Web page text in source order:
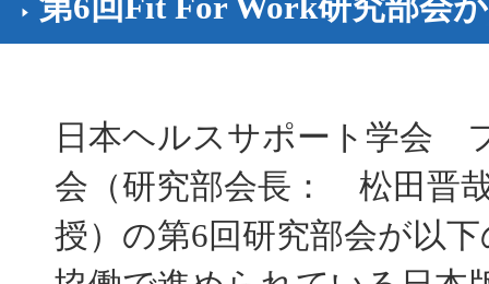
第6回Fit For Work研究部会
日本ヘルスサポート学会
会（研究部会長： 松田晋
授）の第6回研究部会が以